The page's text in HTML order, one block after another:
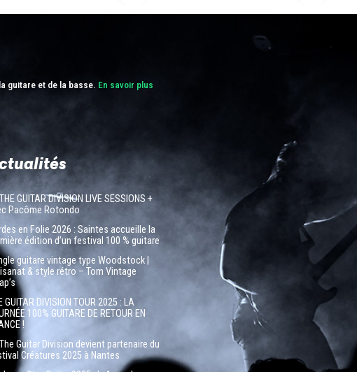
guitare et de la basse. En savoir plus
GUITAR DIVISION LIVE SESSIONS +
Pacôme Rotondo
en Folie 2026 : Saintes accueille la
édition d’un festival 100 % guitare
guitare vintage type Woodstock |
& style rétro – Tom Vintage
GUITAR DIVISION TOUR 2025 : LA
100% GUITARE DE RETOUR EN
!
Guitar Division devient partenaire du
Créatures 2025 à Nantes